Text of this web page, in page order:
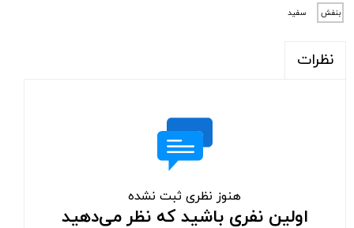
بنفش سفید
نظرات
هنوز نظری ثبت نشده
اولین نفری باشید که نظر می‌دهید